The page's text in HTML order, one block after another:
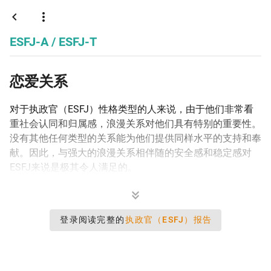
执政官
ESFJ-A / ESFJ-T
恋爱关系
对于执政官（ESFJ）性格类型的人来说，由于他们非常看
重社会认同和归属感，浪漫关系对他们具有特别的重要性。
没有其他任何类型的关系能为他们提供同样水平的支持和奉
献。因此，与强大的浪漫关系相伴随的安全感和稳定感对
ESFJ来说是极其令人满足的。
登录阅读完整的 执政官（ESFJ）报告